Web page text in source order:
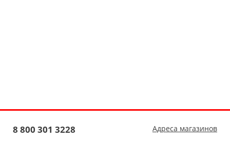
8 800 301 3228 Адреса магазинов